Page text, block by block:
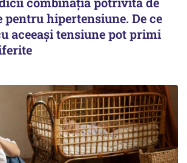
pentru hipertensiune. De ce
aceeași tensiune pot primi